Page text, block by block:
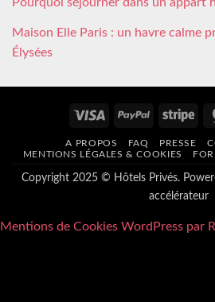
Pourquoi séjourner dans un appart
Maison Elle Paris : un havre calme
Élysées
Visa PayPal
A PROPOS FAQ PRESSE
MENTIONS LÉGALES & COOKIES
Copyright 2025 © Hôtels Privés.
accélérateur
Mentions de Cookies WordPress par